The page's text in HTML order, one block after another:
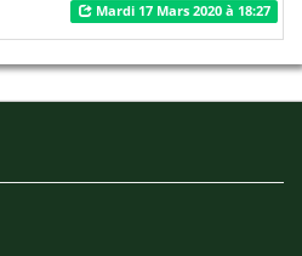
nouveau en collaboration avec le
Ministère de l’Agriculture de la
Production Animale et
Mardi 17 Mars 2020 à 18:27